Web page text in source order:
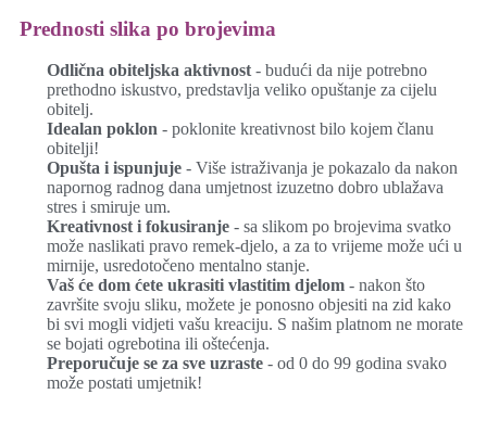
Prednosti slika po brojevima
Odlična obiteljska aktivnost - budući da nije potrebno
prethodno iskustvo, predstavlja veliko opuštanje za cijelu
obitelj.
Idealan poklon - poklonite kreativnost bilo kojem članu
obitelji!
Opušta i ispunjuje - Više istraživanja je pokazalo da nakon
napornog radnog dana umjetnost izuzetno dobro ublažava
stres i smiruje um.
Kreativnost i fokusiranje - sa slikom po brojevima svatko
može naslikati pravo remek-djelo, a za to vrijeme može ući u
mirnije, usredotočeno mentalno stanje.
Vaš će dom ćete ukrasiti vlastitim djelom - nakon što
završite svoju sliku, možete je ponosno objesiti na zid kako
bi svi mogli vidjeti vašu kreaciju. S našim platnom ne morate
se bojati ogrebotina ili oštećenja.
Preporučuje se za sve uzraste - od 0 do 99 godina svako
može postati umjetnik!